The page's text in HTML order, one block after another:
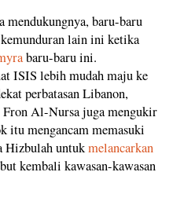
mendukungnya, baru-baru
lain ini ketika
baru-baru ini.
ISIS lebih mudah maju ke
perbatasan Libanon,
Al-Nursa juga mengukir
itu mengancam memasuki
Hizbulah untukmelancarkan
kembali kawasan-kawasan